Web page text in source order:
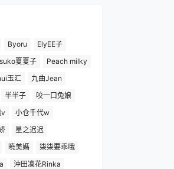
Byoru
ElyEE子
夏夏子
Peach milky
玉汇
九曲Jean
半半子
咬一口兔娘
小仓千代w
星之迟迟
曉美媽
柒柒要乖哦
沖田凜花Rinka